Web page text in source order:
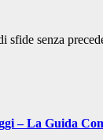
senza
– La Guida